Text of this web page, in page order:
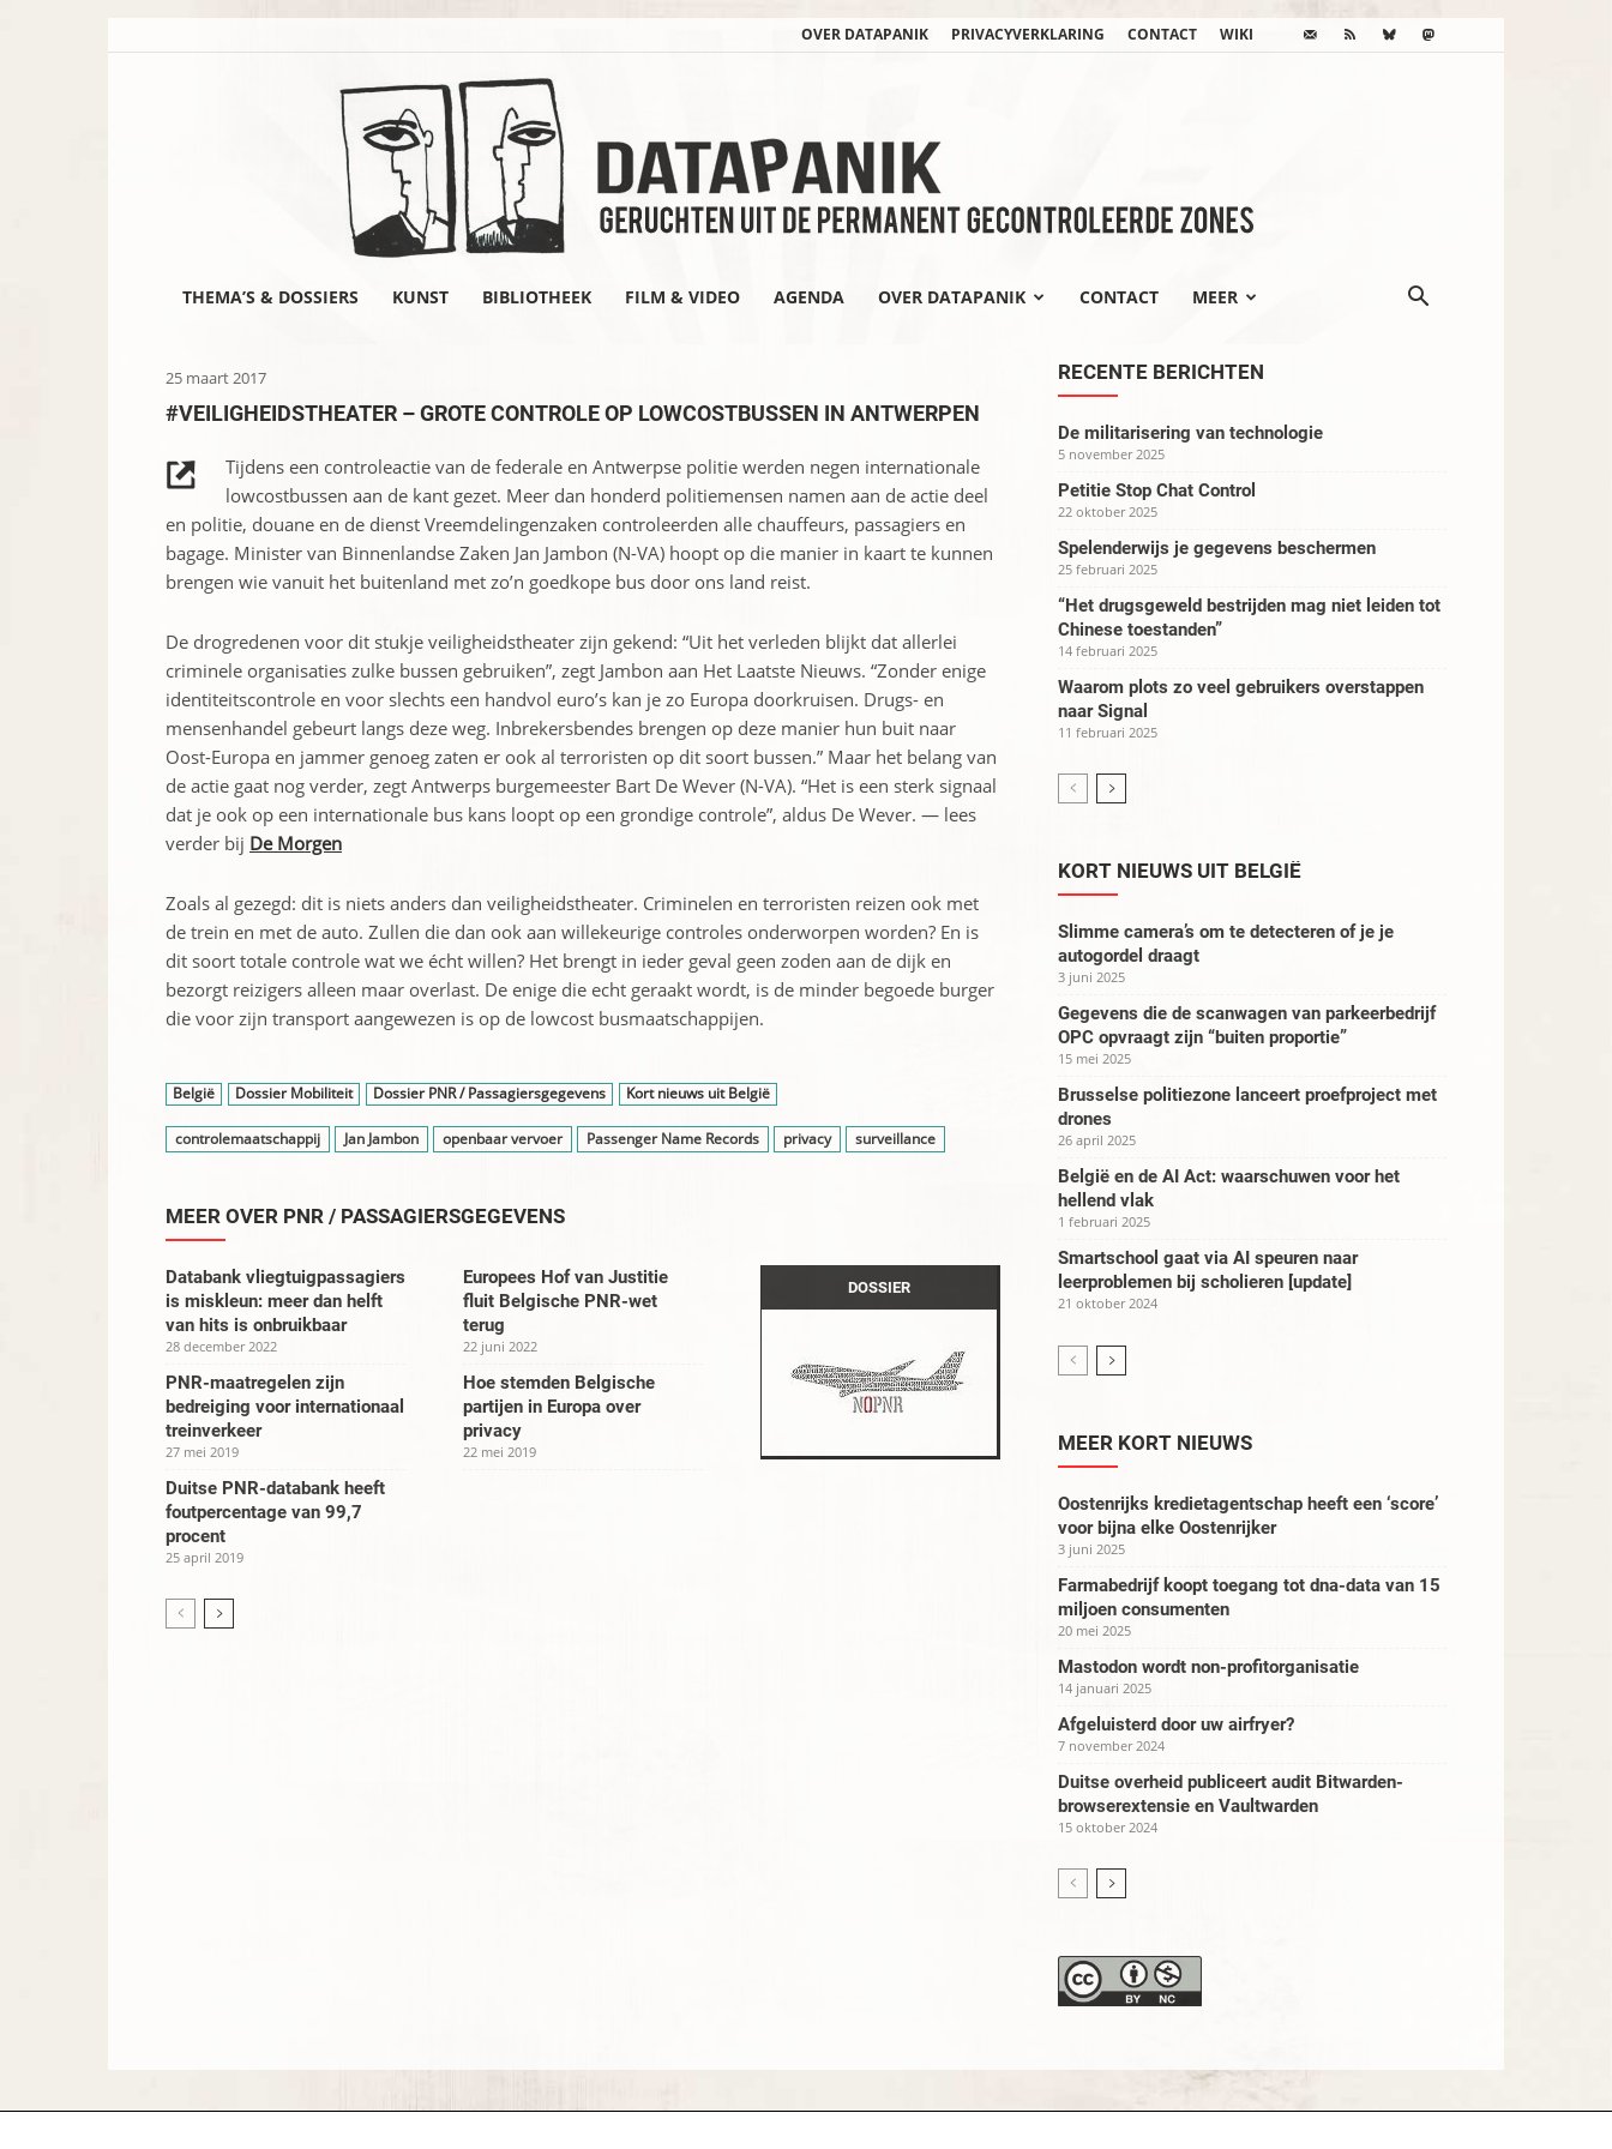
OVER DATAPANIK PRIVACYVERKLARING CONTACT WIKI
THEMA’S & DOSSIERS KUNST BIBLIOTHEEK FILM & VIDEO AGENDA OVER DATAPANIK CONTACT MEER
25 maart 2017
#VEILIGHEIDSTHEATER – GROTE CONTROLE OP LOWCOSTBUSSEN IN ANTWERPEN
Tijdens een controleactie van de federale en Antwerpse politie werden negen internationale
lowcostbussen aan de kant gezet. Meer dan honderd politiemensen namen aan de actie deel
en politie, douane en de dienst Vreemdelingenzaken controleerden alle chauffeurs, passagiers en
bagage. Minister van Binnenlandse Zaken Jan Jambon (N-VA) hoopt op die manier in kaart te kunnen
brengen wie vanuit het buitenland met zo’n goedkope bus door ons land reist.
De drogredenen voor dit stukje veiligheidstheater zijn gekend: “Uit het verleden blijkt dat allerlei
criminele organisaties zulke bussen gebruiken”, zegt Jambon aan Het Laatste Nieuws. “Zonder enige
identiteitscontrole en voor slechts een handvol euro’s kan je zo Europa doorkruisen. Drugs- en
mensenhandel gebeurt langs deze weg. Inbrekersbendes brengen op deze manier hun buit naar
Oost-Europa en jammer genoeg zaten er ook al terroristen op dit soort bussen.” Maar het belang van
de actie gaat nog verder, zegt Antwerps burgemeester Bart De Wever (N-VA). “Het is een sterk signaal
dat je ook op een internationale bus kans loopt op een grondige controle”, aldus De Wever. — lees
verder bij De Morgen
Zoals al gezegd: dit is niets anders dan veiligheidstheater. Criminelen en terroristen reizen ook met
de trein en met de auto. Zullen die dan ook aan willekeurige controles onderworpen worden? En is
dit soort totale controle wat we écht willen? Het brengt in ieder geval geen zoden aan de dijk en
bezorgt reizigers alleen maar overlast. De enige die echt geraakt wordt, is de minder begoede burger
die voor zijn transport aangewezen is op de lowcost busmaatschappijen.
België Dossier Mobiliteit Dossier PNR / Passagiersgegevens Kort nieuws uit België
controlemaatschappij Jan Jambon openbaar vervoer Passenger Name Records privacy surveillance
MEER OVER PNR / PASSAGIERSGEGEVENS
Databank vliegtuigpassagiers
is miskleun: meer dan helft
van hits is onbruikbaar
28 december 2022
Europees Hof van Justitie
fluit Belgische PNR-wet
terug
22 juni 2022
PNR-maatregelen zijn
bedreiging voor internationaal
treinverkeer
27 mei 2019
Hoe stemden Belgische
partijen in Europa over
privacy
22 mei 2019
Duitse PNR-databank heeft
foutpercentage van 99,7
procent
25 april 2019
DOSSIER
RECENTE BERICHTEN
De militarisering van technologie
5 november 2025
Petitie Stop Chat Control
22 oktober 2025
Spelenderwijs je gegevens beschermen
25 februari 2025
“Het drugsgeweld bestrijden mag niet leiden tot
Chinese toestanden”
14 februari 2025
Waarom plots zo veel gebruikers overstappen
naar Signal
11 februari 2025
KORT NIEUWS UIT BELGIË
Slimme camera’s om te detecteren of je je
autogordel draagt
3 juni 2025
Gegevens die de scanwagen van parkeerbedrijf
OPC opvraagt zijn “buiten proportie”
15 mei 2025
Brusselse politiezone lanceert proefproject met
drones
26 april 2025
België en de AI Act: waarschuwen voor het
hellend vlak
1 februari 2025
Smartschool gaat via AI speuren naar
leerproblemen bij scholieren [update]
21 oktober 2024
MEER KORT NIEUWS
Oostenrijks kredietagentschap heeft een ‘score’
voor bijna elke Oostenrijker
3 juni 2025
Farmabedrijf koopt toegang tot dna-data van 15
miljoen consumenten
20 mei 2025
Mastodon wordt non-profitorganisatie
14 januari 2025
Afgeluisterd door uw airfryer?
7 november 2024
Duitse overheid publiceert audit Bitwarden-
browserextensie en Vaultwarden
15 oktober 2024